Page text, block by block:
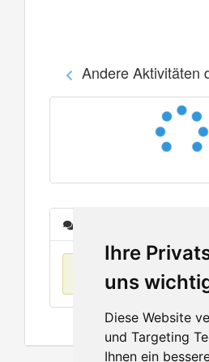
Ihre
uns
Diese Website
und Targeting
Ihnen ein
Andere Aktivitäten
Keine Einträge